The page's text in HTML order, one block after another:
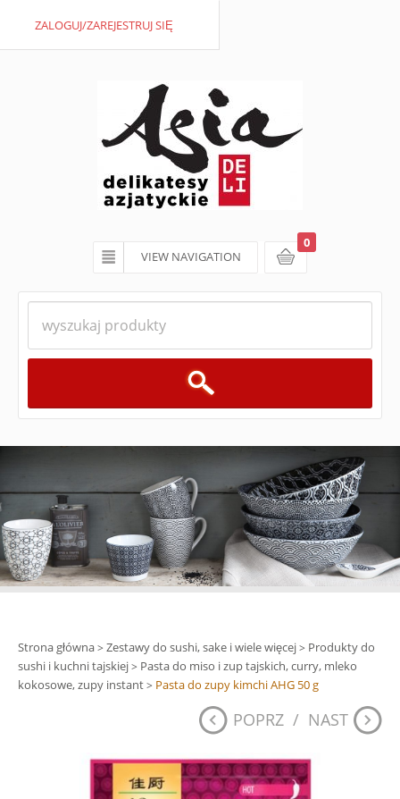
VIEW NAVIGATION
ZALOGUJ/ZAREJESTRUJ SIĘ
koszyk
0
Strona główna> Zestawy do sushi, sake i wiele więcej> Produkty do
sushi i kuchni tajskiej> Pasta do miso i zup tajskich, curry, mleko
kokosowe, zupy instant> Pasta do zupy kimchi AHG 50 g
POPRZ / NAST